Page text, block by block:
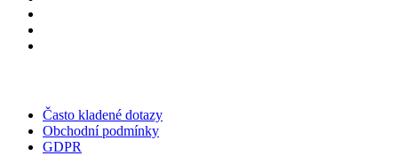
Často kladené dotazy
Obchodní podmínky
GDPR